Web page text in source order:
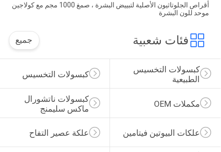
أقراص الجلوتاثيون الأصلية لتبييض البشرة ، صمغ 1000 مجم مع كولاجين
موحد للون البشرة
فئات شعبية جميع
كبسولات التخسيس
كبسولات التخسيس
الطبيعية
كبسولات ناتشورال
ماكس سليمنج
مكملات OEM
علكة عصير التفاح علكات البيوتين فيتامين